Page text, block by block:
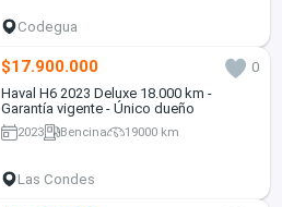
Codegua
$17.900.000
0
Haval H6 2023 Deluxe 18.000 km -
Garantía vigente - Único dueño
2023 Bencina 19000 km
Las Condes